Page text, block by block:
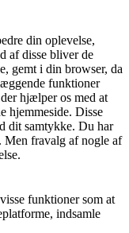
din oplevelse,
af disse bliver de
gemt i din browser, da
funktioner
hjælper os med at
hjemmeside. Disse
dit samtykke. Du har
Men fravalg af nogle af
funktioner som at
indsamle